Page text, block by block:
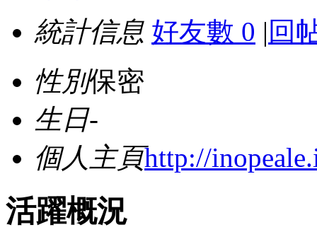
統計信息 好友數 0 | 回
性別保密
生日-
個人主頁http://
活躍概況